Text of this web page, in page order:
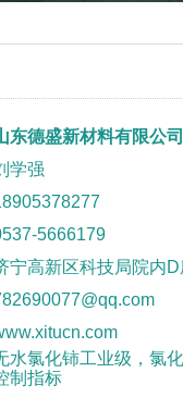
东德盛新材料有限公司
学强
5666179
宁高新区科技局院内
水氯化铈工业级，氯
制指标